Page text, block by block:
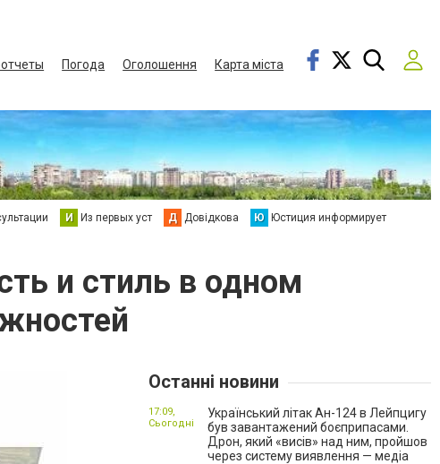
Погода Оголошення
Карта міста
И Из первых уст Д Довідкова Ю Юстиция информирует
и стиль в одном
Останні новини
Український літак Ан-124 в Лейпцигу
був завантажений боєприпасами.
Дрон, який «висів» над ним, пройшов
через систему виявлення — медіа
17:09,
Сьогодні